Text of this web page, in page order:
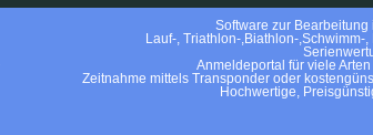
Software zur Bearbeitung
Lauf-, Triathlon-,Biathlon-,Schwimm-
Anmeldeportal für viele Arten
Zeitnahme mittels Transponder oder
Hochwertige,